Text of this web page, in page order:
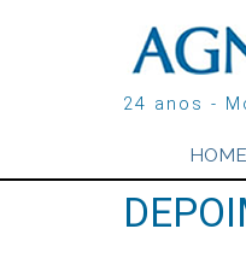
24 anos -
HOME